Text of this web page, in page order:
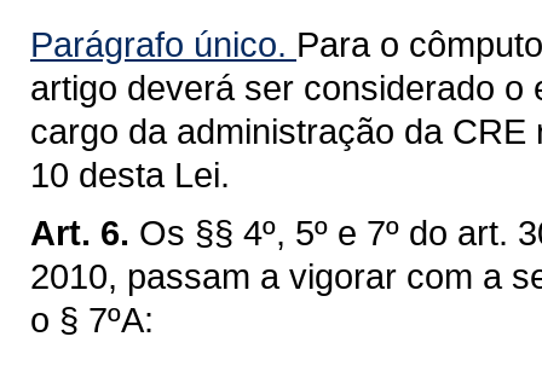
Parágrafo único. Para o
artigo deverá ser considerado
cargo da administração da
10 desta Lei.
Art. 6. Os §§ 4º, 5º e 7º do art.
2010, passam a vigorar com a
o § 7ºA: